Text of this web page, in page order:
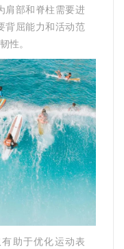
肩部和脊柱需要进
背屈能力和活动范
性。
助于优化运动表